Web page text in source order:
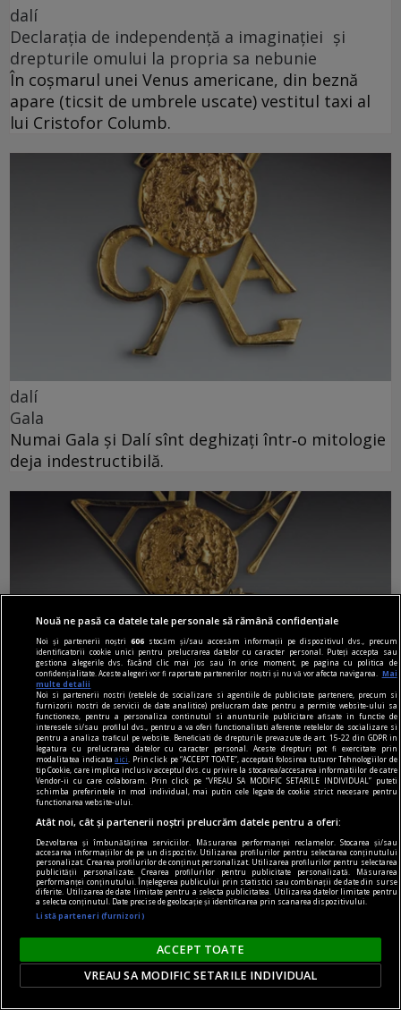
dalí
Declarația de independență a imaginației și
drepturile omului la propria sa nebunie
În coșmarul unei Venus americane, din beznă
apare (ticsit de umbrele uscate) vestitul taxi al
lui Cristofor Columb.
dalí
Gala
Numai Gala și Dalí sînt deghizați într‑o mitologie
deja indestructibilă.
dalí
Suprarealismul sînt eu! Avida Dollars
Materia nu poate fi spiritualizată decît dacă o
torni în aur.
Nouă ne pasă ca datele tale personale să rămână confidențiale
Noi și partenerii noștri606 stocăm și/sau accesăm informații pe dispozitivul dvs., precum
identificatorii cookie unici pentru prelucrarea datelor cu caracter personal. Puteți accepta sau
gestiona alegerile dvs. făcând clic mai jos sau în orice moment, pe pagina cu politica de
confidențialitate. Aceste alegeri vor fi raportate partenerilor noștri și nu vă vor afecta navigarea.
Mai
multe detalii
Noi si partenerii nostri (retelele de socializare si agentiile de publicitate partenere, precum si
furnizorii nostri de servicii de date analitice) prelucram date pentru a permite website-ului sa
functioneze, pentru a personaliza continutul si anunturile publicitare afisate in functie de
interesele si/sau profilul dvs., pentru a va oferi functionalitati aferente retelelor de socializare si
pentru a analiza traficul pe website. Beneficiati de drepturile prevazute de art. 15-22 din GDPR in
legatura cu prelucrarea datelor cu caracter personal. Aceste drepturi pot fi exercitate prin
modalitatea indicataaici
. Prin click pe “ACCEPT TOATE”, acceptati folosirea tuturor Tehnologiilor de
tip Cookie, care implica inclusiv acceptul dvs. cu privire la stocarea/accesarea informatiilor de catre
Vendor-ii cu care colaboram. Prin click pe “VREAU SA MODIFIC SETARILE INDIVIDUAL” puteti
schimba preferintele in mod individual, mai putin cele legate de cookie strict necesare pentru
functionarea website-ului.
Atât noi, cât și partenerii noștri prelucrăm datele pentru a oferi:
Dezvoltarea și îmbunătățirea serviciilor. Măsurarea performanței reclamelor. Stocarea și/sau
accesarea informațiilor de pe un dispozitiv. Utilizarea profilurilor pentru selectarea conținutului
personalizat. Crearea profilurilor de conținut personalizat. Utilizarea profilurilor pentru selectarea
publicității personalizate. Crearea profilurilor pentru publicitate personalizată. Măsurarea
performanței conținutului. Înțelegerea publicului prin statistici sau combinații de date din surse
diferite. Utilizarea de date limitate pentru a selecta publicitatea. Utilizarea datelor limitate pentru
a selecta conținutul. Date precise de geolocație și identificarea prin scanarea dispozitivului.
Listă parteneri (furnizori)
ACCEPT TOATE
VREAU SA MODIFIC SETARILE INDIVIDUAL